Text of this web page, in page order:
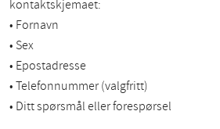
kontaktskjemaet:
• Fornavn
• Sex
• Epostadresse
• Telefonnummer (valgfritt)
• Ditt spørsmål eller forespørsel